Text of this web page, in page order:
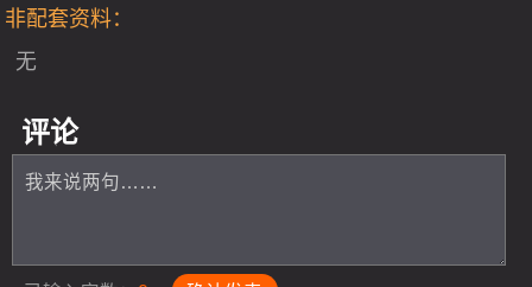
教案
非配套资料：
无
评论